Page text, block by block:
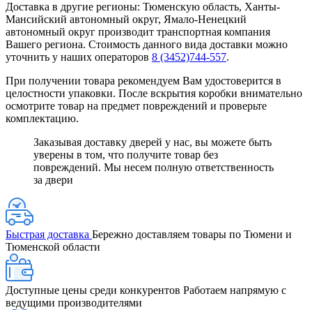
Доставка в другие регионы: Тюменскую область, Ханты-
Мансийский автономный округ, Ямало-Ненецкий
автономный округ производит транспортная компания
Вашего региона. Стоимость данного вида доставки можно
уточнить у наших операторов 8 (3452)744-557.
При получении товара рекомендуем Вам удостоверится в
целостности упаковки. После вскрытия коробки внимательно
осмотрите товар на предмет повреждений и проверьте
комплектацию.
Заказывая доставку дверей у нас, вы можете быть
уверены в том, что получите товар без
повреждений. Мы несем полную ответственность
за двери
Быстрая доставка Бережно доставляем товары по Тюмени и
Тюменской области
Доступные цены среди конкурентов Работаем напрямую с
ведущими производителями